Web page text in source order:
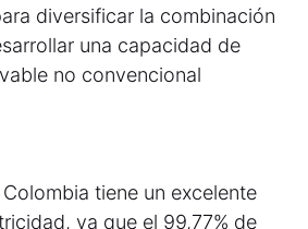
diversificar la combinación
una capacidad de
no convencional
tiene un excelente
ya que el 99,77% de